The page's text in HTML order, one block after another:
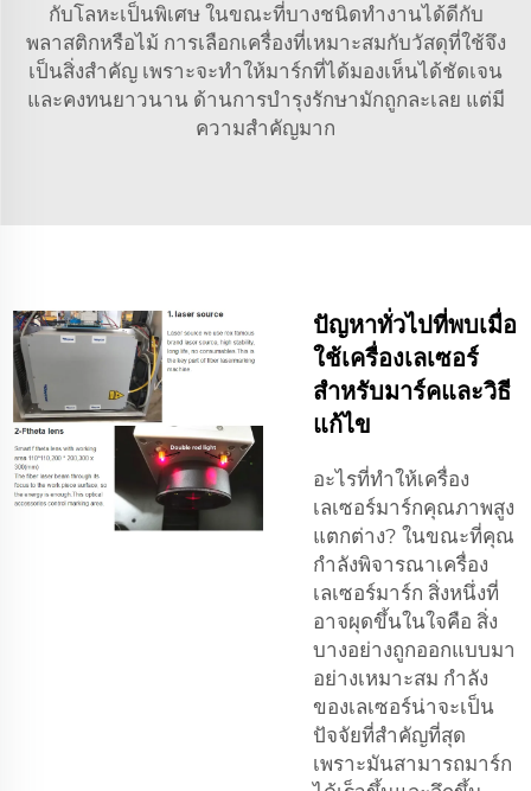
กับโลหะเป็นพิเศษ ในขณะที่บางชนิดทำงานได้ดีกับ
พลาสติกหรือไม้ การเลือกเครื่องที่เหมาะสมกับวัสดุที่ใช้จึง
เป็นสิ่งสำคัญ เพราะจะทำให้มาร์กที่ได้มองเห็นได้ชัดเจน
และคงทนยาวนาน ด้านการบำรุงรักษามักถูกละเลย แต่มี
ความสำคัญมาก
ปัญหาทั่วไปที่พบเมื่อ
ใช้เครื่องเลเซอร์
สำหรับมาร์คและวิธี
แก้ไข
อะไรที่ทำให้เครื่อง
เลเซอร์มาร์กคุณภาพสูง
แตกต่าง? ในขณะที่คุณ
กำลังพิจารณาเครื่อง
เลเซอร์มาร์ก สิ่งหนึ่งที่
อาจผุดขึ้นในใจคือ สิ่ง
บางอย่างถูกออกแบบมา
อย่างเหมาะสม กำลัง
ของเลเซอร์น่าจะเป็น
ปัจจัยที่สำคัญที่สุด
เพราะมันสามารถมาร์ก